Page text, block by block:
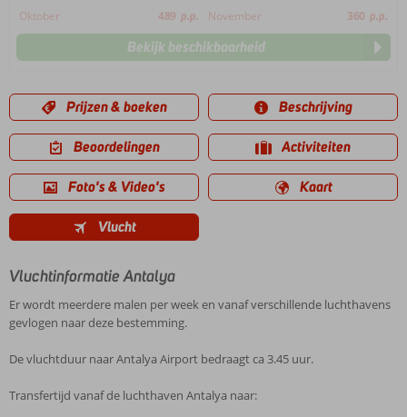
Oktober
489 p.p. November 360 p.p.
Bekijk beschikbaarheid
Prijzen & boeken Beschrijving
Beoordelingen Activiteiten
Foto's & Video's Kaart
Vlucht
Vluchtinformatie Antalya
Er wordt meerdere malen per week en vanaf verschillende luchthavens
gevlogen naar deze bestemming.
De vluchtduur naar Antalya Airport bedraagt ca 3.45 uur.
Transfertijd vanaf de luchthaven Antalya naar: